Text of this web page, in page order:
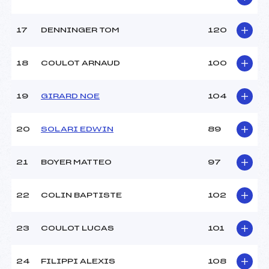
U18->Mas
17 DENNINGER TOM 120
18 COULOT ARNAUD 100
19 GIRARD NOE 104
20 SOLARI EDWIN 89
21 BOYER MATTEO 97
22 COLIN BAPTISTE 102
23 COULOT LUCAS 101
24 FILIPPI ALEXIS 108